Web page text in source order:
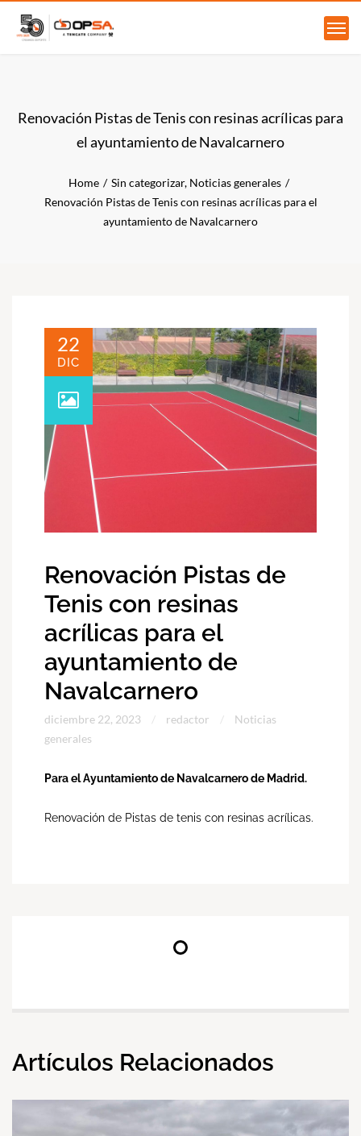
Renovación Pistas de Tenis con resinas acrílicas para
el ayuntamiento de Navalcarnero
Home Sin categorizar, Noticias generales
Renovación Pistas de Tenis con resinas acrílicas para el
ayuntamiento de Navalcarnero
22
DIC
Renovación Pistas de
Tenis con resinas
acrílicas para el
ayuntamiento de
Navalcarnero
diciembre 22, 2023 redactor
Noticias
generales
Para el Ayuntamiento de Navalcarnero de Madrid.
Renovación de Pistas de tenis con resinas acrílicas.
Artículos Relacionados